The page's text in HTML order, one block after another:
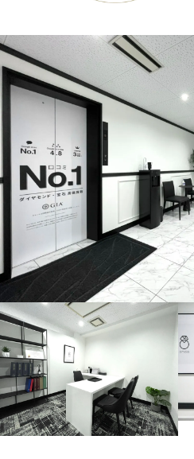
オクサーナムハ
ANGELA アンジェラ
ANISIA アニス
オクサーナムハ
ANN アン
ANN-1 アン